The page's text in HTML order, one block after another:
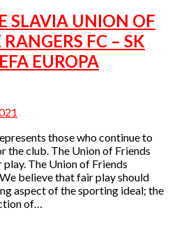
SLAVIA UNION OF
FC – SK
EUROPA
přátel those who continue to
club. The Union of Friends
The Union of Friends
believe that fair play should
aspect of the sporting ideal; the
of…